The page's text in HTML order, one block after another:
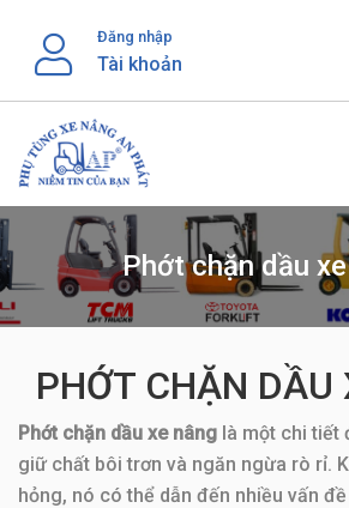
content
Đăng nhập
Tài khoản
Phớt chặn dầu
PHỚT CHẶN DẦU
Phớt chặn dầu xe nâng là một chi tiết
giữ chất bôi trơn và ngăn ngừa rò rỉ.
hỏng, nó có thể dẫn đến nhiều vấn